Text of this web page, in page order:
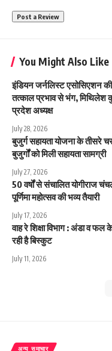
You Might Also Like
इंडियन जर्नलिस्ट एसोसिएशन
तत्काल प्रभाव से भंग, मिथिलेश
प्रदेश अध्यक्ष
July 28, 2026
बुजुर्ग सहायता योजना के तीसरे
बुजुर्गों को मिली सहायता सामग्री
July 27, 2026
50 वर्षों से संचालित योगीराज
पूर्णिमा महोत्सव की भव्य तैयारी
July 17, 2026
वाह रे शिक्षा विभाग : अंडा व फल
रही है बिस्कुट
July 11, 2026
अन्य समाचार